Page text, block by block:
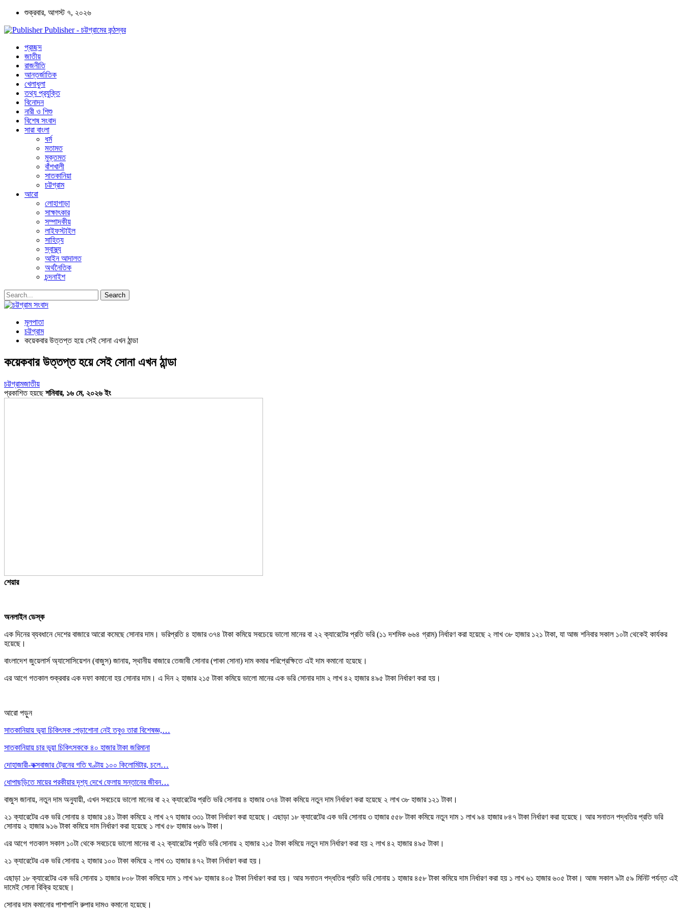
শুক্রবার, আগস্ট ৭, ২০২৬
Publisher - চট্টগ্রামের কন্ঠস্বর
প্রচ্ছদ
জাতীয়
রাজনীতি
আন্তর্জাতিক
খেলাধুলা
তথ্য প্রযুক্তি
বিনোদন
নারী ও শিশু
বিশেষ সংবাদ
সারা বাংলা
ধর্ম
মতামত
মুক্তমত
বাঁশখালী
সাতকানিয়া
চট্টগ্রাম
আরো
লোহাগাড়া
সাক্ষাৎকার
সম্পাদকীয়
লাইফস্টাইল
সাহিত্য
স্বাস্থ্য
আইন আদালত
অর্থনৈতিক
চন্দনাইশ
মূলপাতা
চট্টগ্রাম
কয়েকবার উত্তপ্ত হয়ে সেই সোনা এখন ঠান্ডা
কয়েকবার উত্তপ্ত হয়ে সেই সোনা এখন ঠান্ডা
চট্টগ্রামজাতীয়
প্রকাশিত হয়ছেশনিবার, ১৬ মে, ২০২৬ ইং
শেয়ার
অনলাইন ডেস্ক
এক দিনের ব্যবধানে দেশের বাজারে আরো কমেছে সোনার দাম। ভরিপ্রতি ৪ হাজার ৩৭৪ টাকা কমিয়ে সবচেয়ে ভালো মানের বা ২২ ক্যারেটের প্রতি ভরি (১১ দশমিক ৬৬৪ গ্রাম) নির্ধারণ করা হয়েছে ২ লাখ ৩৮ হাজার ১২১ টাকা, যা আজ শনিবার সকাল ১০টা থেকেই কার্যকর
হয়েছে।
বাংলাদেশ জুয়েলার্স অ্যাসোসিয়েশন (বাজুস) জানায়, স্থানীয় বাজারে তেজাবী সোনার (পাকা সোনা) দাম কমার পরিপ্রেক্ষিতে এই দাম কমানো হয়েছে।
এর আগে গতকাল শুক্রবার এক দফা কমানো হয় সোনার দাম। এ দিন ২ হাজার ২১৫ টাকা কমিয়ে ভালো মানের এক ভরি সোনার দাম ২ লাখ ৪২ হাজার ৪৯৫ টাকা নির্ধারণ করা হয়।
আরো পড়ুন
সাতকানিয়ায় ভূয়া চিকিৎসক :পড়াশোনা নেই তবুও তারা বিশেষজ্ঞ,…
সাতকানিয়ায় চার ভুয়া চিকিৎসককে ৪০ হাজার টাকা জরিমানা
দোহাজারী-কক্সবাজার ট্রেনের গতি ঘণ্টায় ১০০ কিলোমিটার, চলে…
ধোপাছড়িতে মায়ের পরকীয়ার দৃশ্য দেখে ফেলায় সন্তানের জীবন…
বাজুস জানায়, নতুন দাম অনুযায়ী, এখন সবচেয়ে ভালো মানের বা ২২ ক্যারেটের প্রতি ভরি সোনায় ৪ হাজার ৩৭৪ টাকা কমিয়ে নতুন দাম নির্ধারণ করা হয়েছে ২ লাখ ৩৮ হাজার ১২১ টাকা।
২১ ক্যারেটের এক ভরি সোনায় ৪ হাজার ১৪১ টাকা কমিয়ে ২ লাখ ২৭ হাজার ৩৩১ টাকা নির্ধারণ করা হয়েছে। এছাড়া ১৮ ক্যারেটের এক ভরি সোনায় ৩ হাজার ৫৫৮ টাকা কমিয়ে নতুন দাম ১ লাখ ৯৪ হাজার ৮৪৭ টাকা নির্ধারণ করা হয়েছে। আর সনাতন পদ্ধতির প্রতি ভরি
সোনায় ২ হাজার ৯১৬ টাকা কমিয়ে দাম নির্ধারণ করা হয়েছে ১ লাখ ৫৮ হাজার ৬৮৯ টাকা।
এর আগে গতকাল সকাল ১০টা থেকে সবচেয়ে ভালো মানের বা ২২ ক্যারেটের প্রতি ভরি সোনায় ২ হাজার ২১৫ টাকা কমিয়ে নতুন দাম নির্ধারণ করা হয় ২ লাখ ৪২ হাজার ৪৯৫ টাকা।
২১ ক্যারেটের এক ভরি সোনায় ২ হাজার ১০০ টাকা কমিয়ে ২ লাখ ৩১ হাজার ৪৭২ টাকা নির্ধারণ করা হয়।
এছাড়া ১৮ ক্যারেটের এক ভরি সোনায় ১ হাজার ৮০৮ টাকা কমিয়ে দাম ১ লাখ ৯৮ হাজার ৪০৫ টাকা নির্ধারণ করা হয়। আর সনাতন পদ্ধতির প্রতি ভরি সোনায় ১ হাজার ৪৫৮ টাকা কমিয়ে দাম নির্ধারণ করা হয় ১ লাখ ৬১ হাজার ৬০৫ টাকা। আজ সকাল ৯টা ৫৯ মিনিট পর্যন্ত এই
দামেই সোনা বিক্রি হয়েছে।
সোনার দাম কমানোর পাশাপাশি রুপার দামও কমানো হয়েছে।